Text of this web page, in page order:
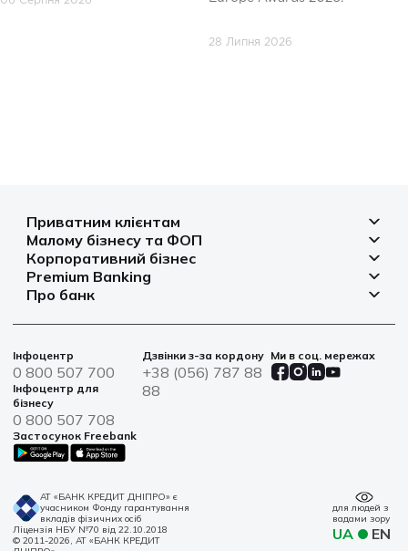
28 Липня 2026
Приватним клієнтам
Депозити
Кредити
Платіжні картки
Платежі
Іпотека
Страхування
Малому бізнесу та ФОП
Рахунок для бізнесу
Фінансування
Овердрафт
Корпоративний бізнес
Рахунки і платежі
Депозити
Агробізнес
Цінні папери
Premium Banking
Депозити
Платіжні картки
Банківські сейфи
Військові облігації
Центри обслуговування
Про банк
Новини
Фінансова звітність
Сталий розвиток
Інформація для акціонерів та стейкхолдерів
Інфоцентр
0 800 507 700
Інфоцентр для
бізнесу
0 800 507 708
Дзвінки з-за кордону
+38 (056) 787 88
88
Ми в соц. мережах
Застосунок Freebank
АТ «БАНК КРЕДИТ ДНІПРО» є
учасником Фонду гарантування
вкладів фізичних осіб
Ліцензія НБУ №70 від 22.10.2018
© 2011-2026, АТ «БАНК КРЕДИТ
для людей з
вадами зору
UA EN